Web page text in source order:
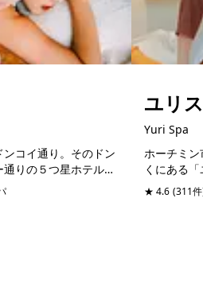
コイ通り。そのドン
りの５つ星ホテルシ
置するスパマッサー
管理しているので、
予約可能
ユリ
Yuri Spa
ホーチミ
くにある
にリフレ
ックチブ
★ 4.6 (311